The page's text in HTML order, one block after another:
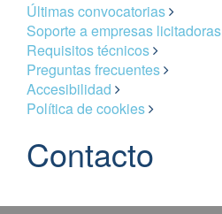
Últimas convocatorias
Soporte a empresas licitadoras
Requisitos técnicos
Preguntas frecuentes
Accesibilidad
Política de cookies
Contacto